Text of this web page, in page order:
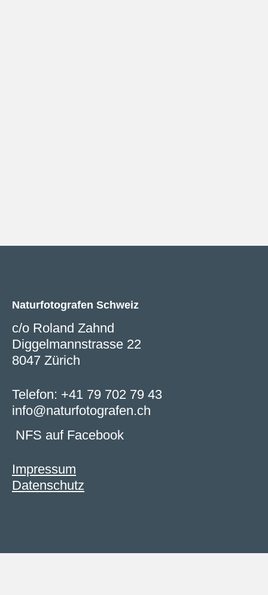
Naturfotografen Schweiz
c/o Roland Zahnd
Diggelmannstrasse 22
8047 Zürich
Telefon: +41 79 702 79 43
info@naturfotografen.ch
NFS auf Facebook
Impressum
Datenschutz